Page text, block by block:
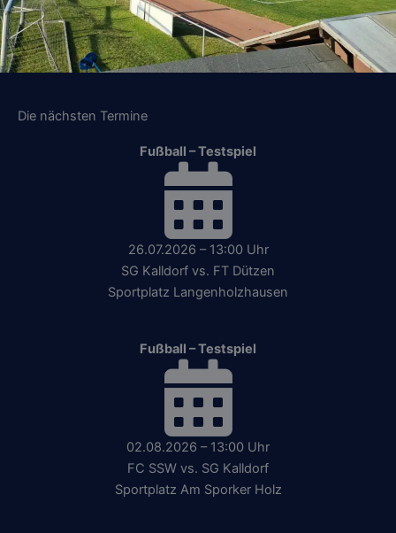
Die nächsten Termine
Fußball – Testspiel
26.07.2026 – 13:00 Uhr
SG Kalldorf vs. FT Dützen
Sportplatz Langenholzhausen
Fußball – Testspiel
02.08.2026 – 13:00 Uhr
FC SSW vs. SG Kalldorf
Sportplatz Am Sporker Holz